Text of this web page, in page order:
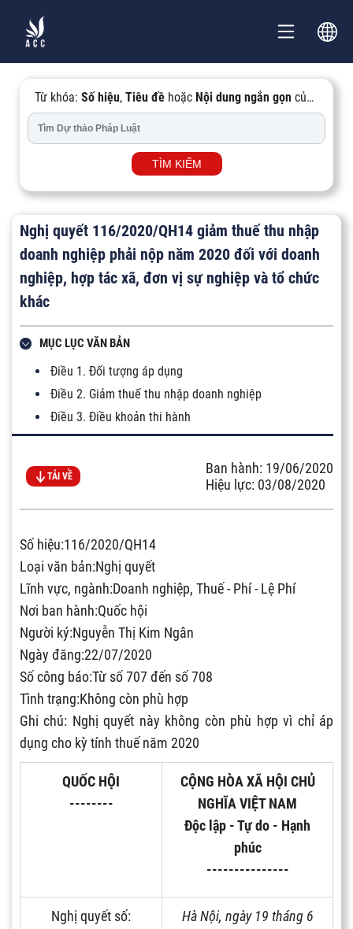
Từ khóa: Số hiệu, Tiêu đềhoặc Nội dung ngắn gọn của
TÌM KIẾM
Nghị quyết 116/2020/QH14 giảm thuế thu nhập
doanh nghiệp phải nộp năm 2020 đối với doanh
nghiệp, hợp tác xã, đơn vị sự nghiệp và tổ chức
khác
MỤC LỤC VĂN BẢN
Điều 1. Đối tượng áp dụng
Điều 2. Giảm thuế thu nhập doanh nghiệp
Điều 3. Điều khoản thi hành
TẢI VỀ
Ban hành: 19/06/2020
Hiệu lực: 03/08/2020
Số hiệu:116/2020/QH14
Loại văn bản:Nghị quyết
Lĩnh vực, ngành:Doanh nghiệp, Thuế - Phí - Lệ Phí
Nơi ban hành:Quốc hội
Người ký:Nguyễn Thị Kim Ngân
Ngày đăng:22/07/2020
Số công báo:Từ số 707 đến số 708
Tình trạng:Không còn phù hợp
Ghi chú: Nghị quyết này không còn phù hợp vì chỉ áp
dụng cho kỳ tính thuế năm 2020
QUỐC HỘI
--------
CỘNG HÒA XÃ HỘI CHỦ
NGHĨA VIỆT NAM
Độc lập - Tự do - Hạnh
phúc
---------------
Nghị quyết số:
Hà Nội, ngày 19 tháng 6